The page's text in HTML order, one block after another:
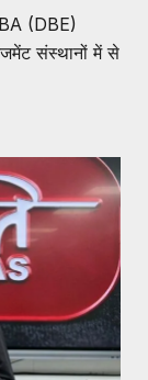
(DBE)
संस्थानों में से